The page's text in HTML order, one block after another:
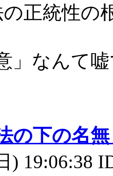
正統性の
」なんて
の下の名
) 19:06:38